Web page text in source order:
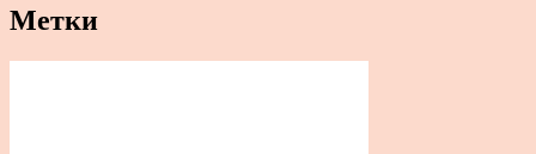
Метки